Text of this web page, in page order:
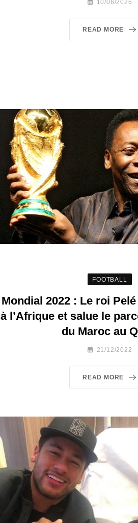
10/06/2026
READ MORE
FOOTBALL
Mondial 2022 : Le roi
à l’Afrique et salue le
du Maroc au
21/12/2022
READ MORE